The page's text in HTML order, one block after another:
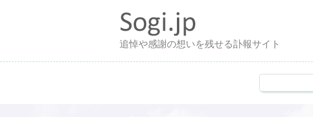
追悼や感謝の想いを残せる訃報サイト